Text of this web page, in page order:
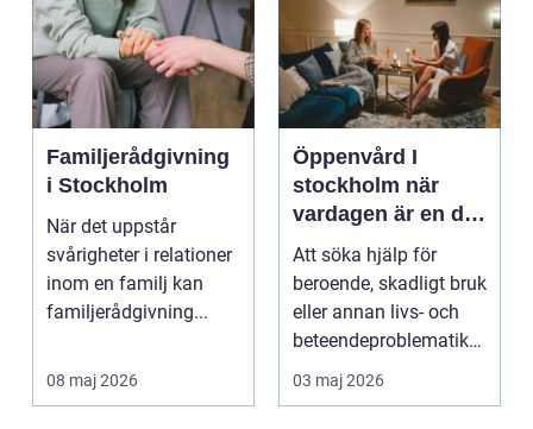
Familjerådgivning
i Stockholm
När det uppstår
svårigheter i relationer
inom en familj kan
familjerådgivning...
08 maj 2026
Öppenvård I
stockholm när
vardagen är en del
av behandlingen
Att söka hjälp för
beroende, skadligt bruk
eller annan livs- och
beteendeproblematik
är ett stort st...
03 maj 2026